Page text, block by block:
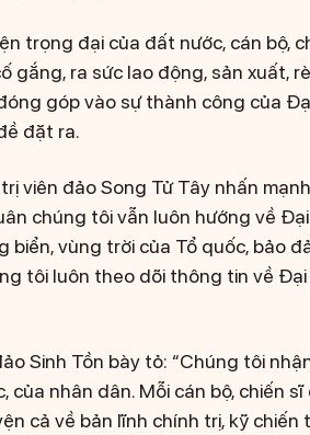
trọng đại của đất nước, cán bộ,
gắng, ra sức lao động, sản xuất,
góp vào sự thành công của
đặt ra.
viên đảo Song Tử Tây nhấn
chúng tôi vẫn luôn hướng về
vùng trời của Tổ quốc, bảo
tôi luôn theo dõi thông tin về
Sinh Tồn bày tỏ: “Chúng tôi
nhân dân. Mỗi cán bộ, chiến
cả về bản lĩnh chính trị, kỹ